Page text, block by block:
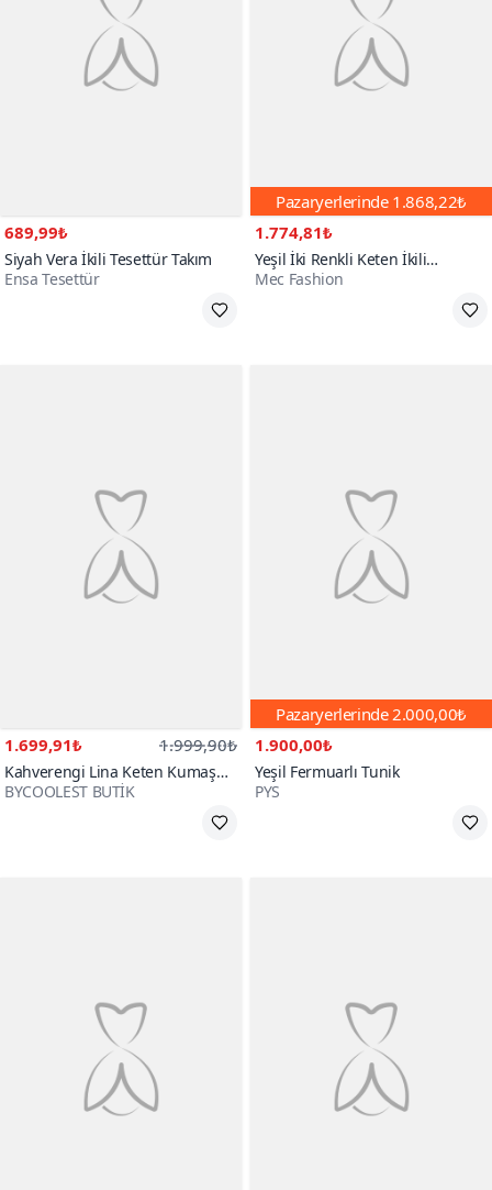
689,99₺
Siyah Vera İkili Tesettür Takım
Ensa Tesettür
Pazaryerlerinde 1.868,22₺
1.774,81₺
Yeşil İki Renkli Keten İkili
Tesettür Takım
Mec Fashion
1.699,91₺ 1.999,90₺
Kahverengi Lina Keten Kumaş
Taş Detaylı 2li Takım
BYCOOLEST BUTİK
Pazaryerlerinde2.000,00₺
1.900,00₺
Yeşil Fermuarlı Tunik
PYS